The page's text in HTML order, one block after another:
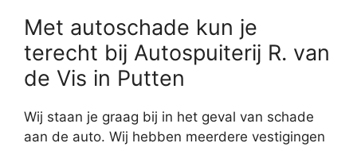
Met autoschade kun je
terecht bij Autospuiterij R. van
de Vis in Putten
Wij staan je graag bij in het geval van schade
aan de auto. Wij hebben meerdere vestigingen